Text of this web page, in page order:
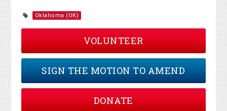
Oklahoma (OK)
VOLUNTEER
SIGN THE MOTION TO AMEND
DONATE